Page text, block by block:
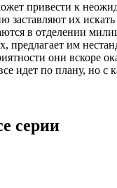
привести к
их
в отделении
им
они вскоре
идет по плану, но
серии